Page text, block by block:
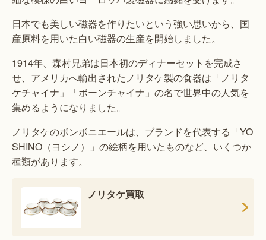
日本でも美しい磁器を作りたいという強い思いから、国
産原料を用いた白い磁器の生産を開始しました。
1914年、森村兄弟は日本初のディナーセットを完成さ
せ、アメリカへ輸出されたノリタケ製の食器は「ノリタ
ケチャイナ」「ボーンチャイナ」の名で世界中の人気を
集めるようになりました。
ノリタケのボンボニエールは、ブランドを代表する「YO
SHINO（ヨシノ）」の絵柄を用いたものなど、いくつか
種類があります。
ノリタケ買取